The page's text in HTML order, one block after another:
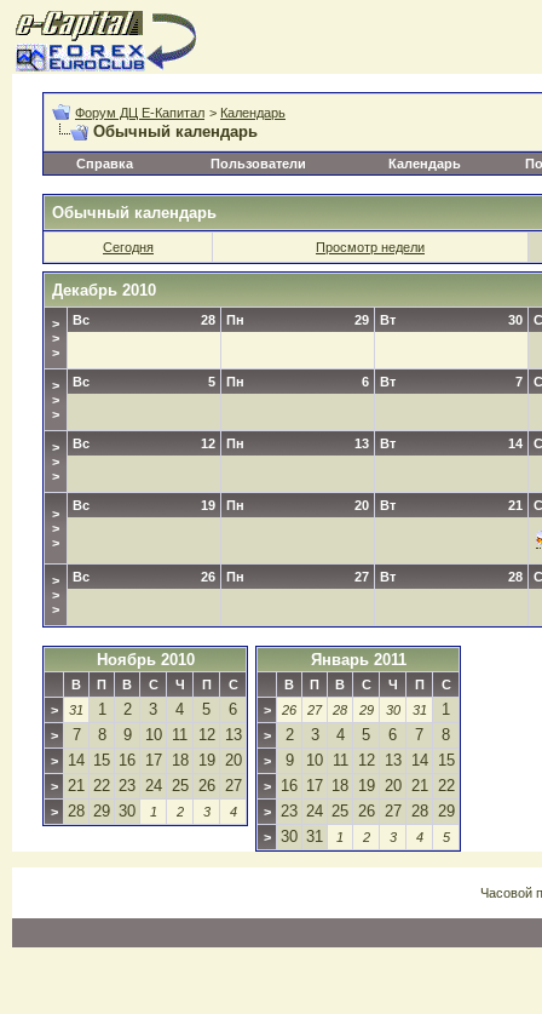
Форум ДЦ Е-Капитал > Календарь
Обычный календарь
Справка Пользователи Календарь
Обычный календарь
Сегодня Просмотр недели
Декабрь 2010
>
>
>
28
Вс 29
Пн 30
Вт
>
>
>
5
Вс 6
Пн 7
Вт
>
>
>
12
Вс 13
Пн 14
Вт
>
>
>
19
Вс 20
Пн 21
Вт
>
>
>
26
Вс 27
Пн 28
Вт
Ноябрь 2010
В П В С Ч П
С
>
31 1 2 3 4 5 6
> 7 8 9 10 11 12 13
> 14 15 16 17 18 19 20
> 21 22 23 24 25 26 27
> 28 29 30 1 2 3 4
Январь 2011
В П В С Ч П
С
>
26 27 28 29 30 31 1
> 2 3 4 5 6 7 8
> 9 10 11 12 13 14 15
> 16 17 18 19 20 21 22
> 23 24 25 26 27 28 29
> 30 31 1 2 3 4 5
Часовой